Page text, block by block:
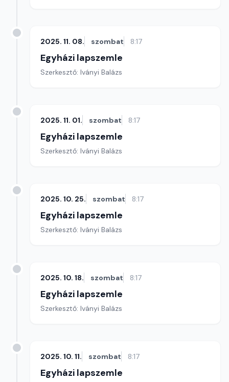
2025. 11. 08. szombat 8:17
Egyházi lapszemle
Szerkesztő: Iványi Balázs
2025. 11. 01. szombat 8:17
Egyházi lapszemle
Szerkesztő: Iványi Balázs
2025. 10. 25. szombat 8:17
Egyházi lapszemle
Szerkesztő: Iványi Balázs
2025. 10. 18. szombat 8:17
Egyházi lapszemle
Szerkesztő: Iványi Balázs
2025. 10. 11. szombat 8:17
Egyházi lapszemle